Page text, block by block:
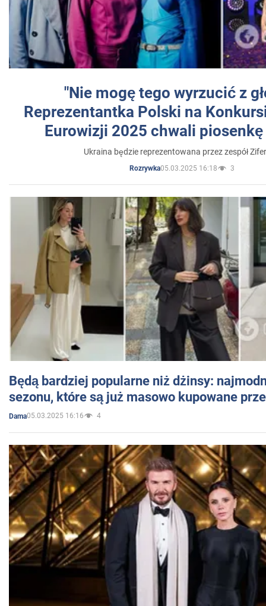
"Nie mogę tego wyrzucić z
Reprezentantka Polski na
Eurowizji 2025 chwali
Ukraina będzie reprezentowana przez zespół
Rozrywka05.03.2025 16:18 3
Będą bardziej popularne niż dżinsy:
sezonu, które są już masowo kupowane
Dama05.03.2025 16:16 4